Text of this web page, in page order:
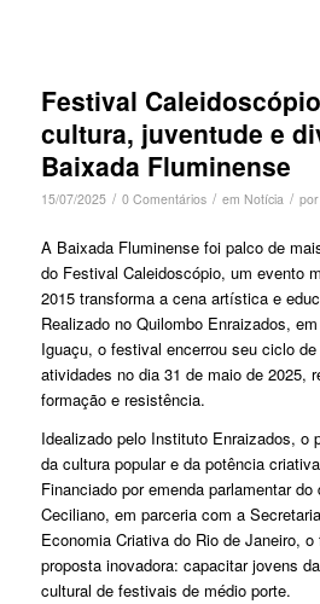
Festival
cultura, juventude e
Baixada Fluminense
15/07/2025 / 0 Comentários / em Notícia / por
A Baixada Fluminense foi palco de
do Festival Caleidoscópio, um evento
2015 transforma a cena artística e
Realizado no Quilombo Enraizados,
Iguaçu, o festival encerrou seu ciclo
atividades no dia 31 de maio de 2025,
formação e resistência.
Idealizado pelo Instituto Enraizados, o
da cultura popular e da potência
Financiado por emenda parlamentar
Ceciliano, em parceria com a
Economia Criativa do Rio de Janeiro,
proposta inovadora: capacitar jovens
cultural de festivais de médio porte.